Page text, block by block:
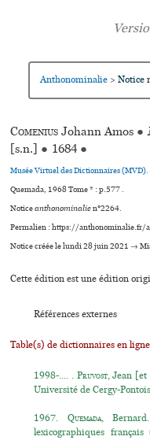
Anthonominalie > Notice
Comenius Johann Amos ●
[s.n.] ● 1684 ●
Musée Virtuel des Dictionnaires (MVD).
Quemada, 1968 Tome * : p.577 .
Noticeanthonominalien°2264.
Permalien : https://anthonominalie.fr/
Notice créée le lundi 28 juin 2021 →
Cette édition est une édition
Références externes
Table(s) de dictionnaires en ligne
1998-.... . Pruvost, Jean
Université de Cergy-
1967. Quemada,
lexicographiques